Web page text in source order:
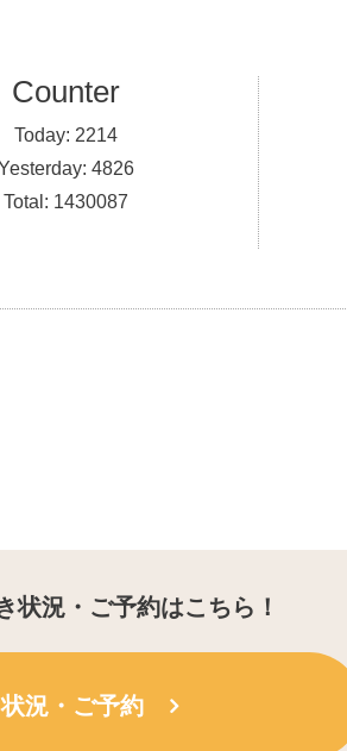
Counter
Today: 2214
4826
Total: 1430087
状況・ご予約はこちら！
況・ご予約